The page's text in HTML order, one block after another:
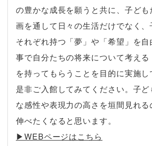
の豊かな成長を願うと共に、子ど
画を通して日々の生活だけでなく
それぞれ持つ「夢」や「希望」を自
事で自分たちの将来について考える
を持ってもらうことを目的に実施し
是非ご入館してみてください。子
な感性や表現力の高さを垣間見れる
伸べたくなると思います。
▶︎WEBページはこちら